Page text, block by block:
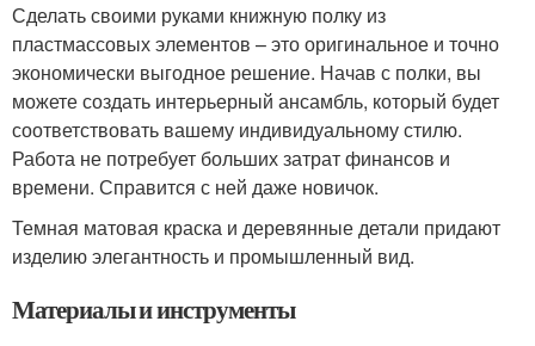
Сделать своими руками книжную полку из
пластмассовых элементов – это оригинальное и точно
экономически выгодное решение. Начав с полки, вы
можете создать интерьерный ансамбль, который будет
соответствовать вашему индивидуальному стилю.
Работа не потребует больших затрат финансов и
времени. Справится с ней даже новичок.
Темная матовая краска и деревянные детали придают
изделию элегантность и промышленный вид.
Материалы и инструменты